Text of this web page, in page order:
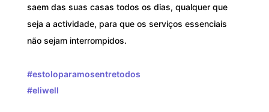
saem das suas casas todos os dias, qualquer que
seja a actividade, para que os serviços essenciais
não sejam interrompidos.
#estoloparamosentretodos
h
#eliwell